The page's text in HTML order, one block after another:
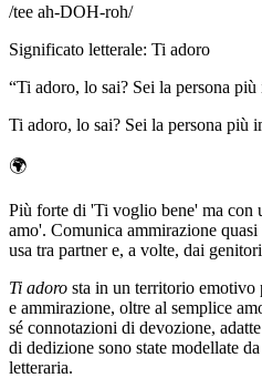
/tee ah-DOH-roh/
Significato letterale: Ti adoro
“Ti adoro, lo sai? Sei la persona
Ti adoro, lo sai? Sei la persona più
🌍
Più forte di 'Ti voglio bene' ma con
amo'. Comunica ammirazione
usa tra partner e, a volte, dai
Ti adoro sta in un territorio emotivo
e ammirazione, oltre al semplice
sé connotazioni di devozione,
di dedizione sono state modellate
letteraria.